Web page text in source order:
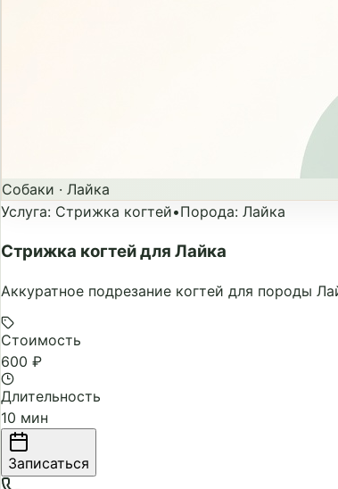
Собаки · Лайка
Услуга: Стрижка когтей•Порода: Лайка
Стрижка когтей для Лайка
Аккуратное подрезание когтей для породы
Стоимость
600 ₽
Длительность
10 мин
Записаться